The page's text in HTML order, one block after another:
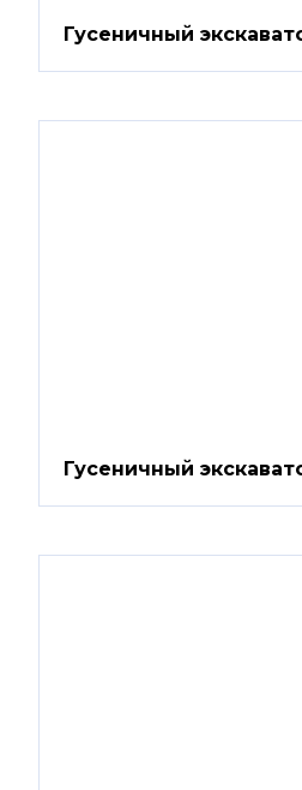
Гусеничный
Гусеничный